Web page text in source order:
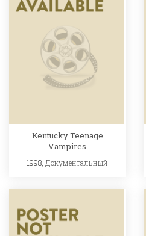
Kentucky Teenage
Vampires
1998,Документальный